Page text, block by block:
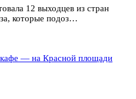
12 выходцев из стран
которые подоз…
— на Красной площади